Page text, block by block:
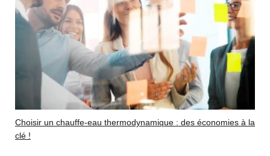
Choisir un chauffe-eau thermodynamique : des économies à la
clé !